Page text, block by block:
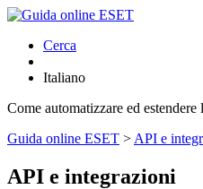
Cerca
Italiano
Come automatizzare ed estendere
Guida online ESET > API e
API e integrazioni